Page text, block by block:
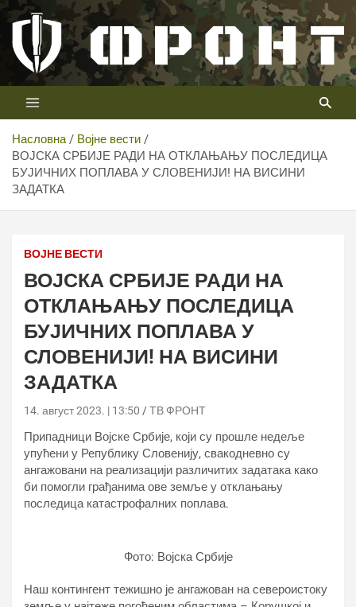
Скип
цонтент
Телевизија ФРОНТ
Први војни канал у Србији
Насловна
Војне вести
ВОЈСКА СРБИЈЕ РАДИ НА ОТКЛАЊАЊУ ПОСЛЕДИЦА
БУЈИЧНИХ ПОПЛАВА У СЛОВЕНИЈИ! НА ВИСИНИ
ЗАДАТКА
ВОЈНЕ ВЕСТИ
ВОЈСКА СРБИЈЕ РАДИ НА
ОТКЛАЊАЊУ ПОСЛЕДИЦА
БУЈИЧНИХ ПОПЛАВА У
СЛОВЕНИЈИ! НА ВИСИНИ
ЗАДАТКА
14. август 2023. | 13:50 ТВ ФРОНТ
Припадници Војске Србије, који су прошле недеље
упућени у Републику Словенију, свакодневно су
ангажовани на реализацији различитих задатака како
би помогли грађанима ове земље у отклањању
последица катастрофалних поплава.
Фото: Војска Србије
Наш контингент тежишно је ангажован на североистоку